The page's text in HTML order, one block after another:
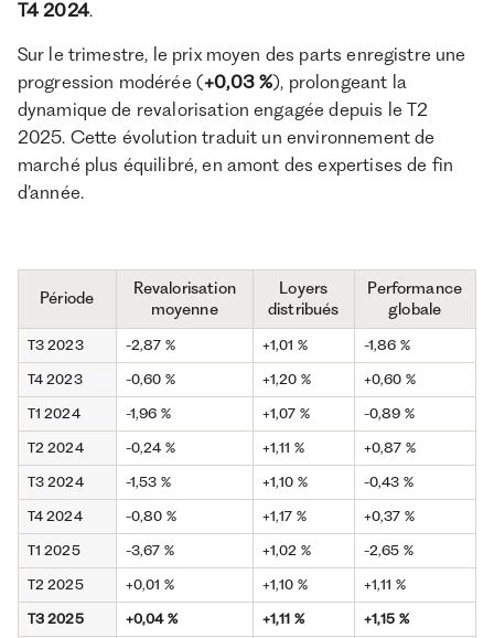
T4 2024.
Sur le trimestre, le prix moyen des parts enregistre une
progression modérée (+0,03 %), prolongeant la
dynamique de revalorisation engagée depuis le T2
2025. Cette évolution traduit un environnement de
marché plus équilibré, en amont des expertises de fin
d’année.
Période
Revalorisation
moyenne
Loyers
distribués
Performance
globale
T3 2023 -2,87 % +1,01 % -1,86 %
T4 2023 -0,60 % +1,20 % +0,60 %
T1 2024 -1,96 % +1,07 % -0,89 %
T2 2024 -0,24 % +1,11 % +0,87 %
T3 2024 -1,53 % +1,10 % -0,43 %
T4 2024 -0,80 % +1,17 % +0,37 %
T1 2025 -3,67 % +1,02 % -2,65 %
T2 2025 +0,01 % +1,10 % +1,11 %
T3 2025 +0,04 % +1,11 % +1,15 %